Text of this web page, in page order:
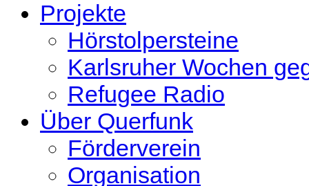
Projekte
Hörstolpersteine
Karlsruher Wochen
Refugee Radio
Über Querfunk
Förderverein
Organisation